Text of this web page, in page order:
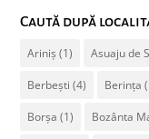
Caută după
Ariniș (1) Asuaju de
Berbești (4) Berința
Borșa (1) Bozânta